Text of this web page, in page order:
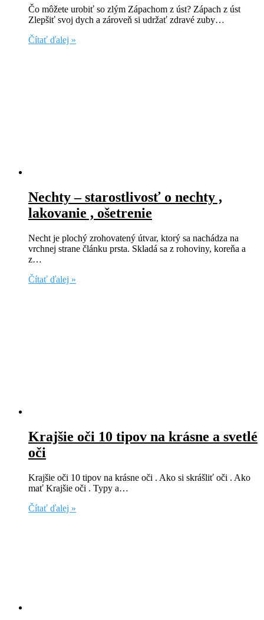
Čo môžete urobiť so zlým Zápachom z úst? Zápach z úst
Zlepšiť svoj dych a zároveň si udržať zdravé zuby…
Čítať ďalej »
Nechty – starostlivosť o nechty ,
lakovanie , ošetrenie
Necht je plochý zrohovatený útvar, ktorý sa nachádza na
vrchnej strane článku prsta. Skladá sa z rohoviny, koreňa a
z…
Čítať ďalej »
Krajšie oči 10 tipov na krásne a svetlé
oči
Krajšie oči 10 tipov na krásne oči . Ako si skrášliť oči . Ako
mať Krajšie oči . Typy a…
Čítať ďalej »